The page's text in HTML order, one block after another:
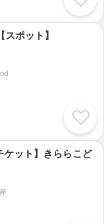
ポット】
ケット】きららこど